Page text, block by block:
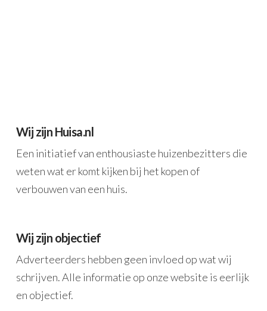
Wij zijn Huisa.nl
Een initiatief van enthousiaste huizenbezitters die
weten wat er komt kijken bij het kopen of
verbouwen van een huis.
Wij zijn objectief
Adverteerders hebben geen invloed op wat wij
schrijven. Alle informatie op onze website is eerlijk
en objectief.